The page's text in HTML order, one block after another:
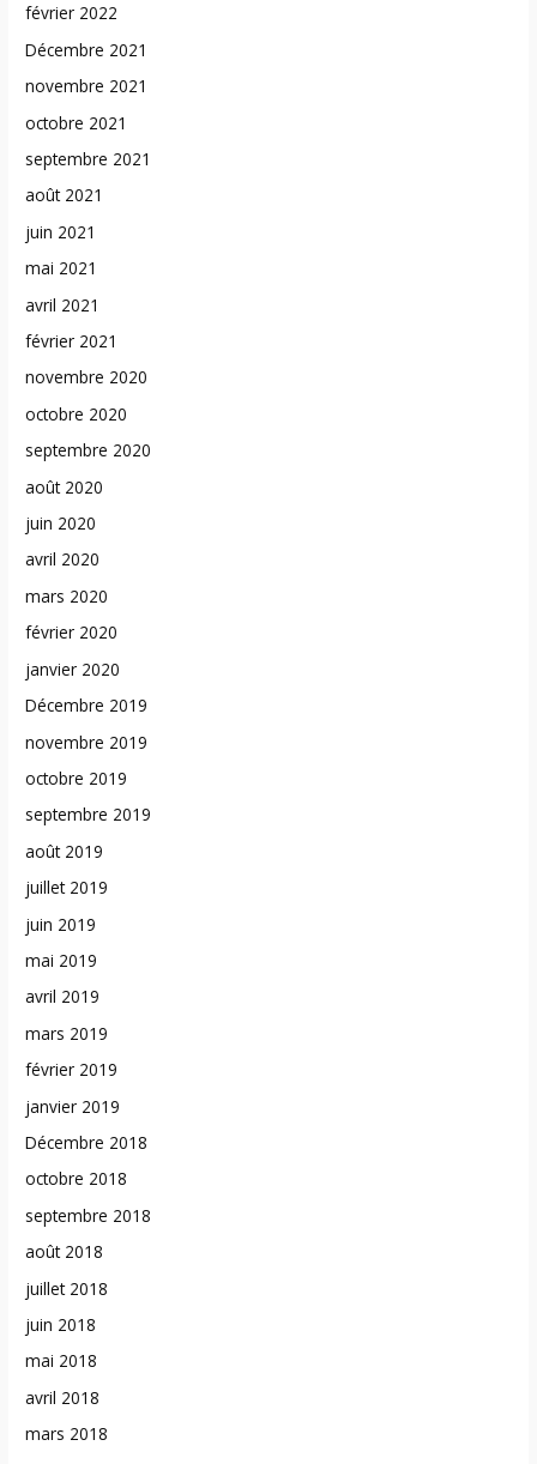
février 2022
Décembre 2021
novembre 2021
octobre 2021
septembre 2021
août 2021
juin 2021
mai 2021
avril 2021
février 2021
novembre 2020
octobre 2020
septembre 2020
août 2020
juin 2020
avril 2020
mars 2020
février 2020
janvier 2020
Décembre 2019
novembre 2019
octobre 2019
septembre 2019
août 2019
juillet 2019
juin 2019
mai 2019
avril 2019
mars 2019
février 2019
janvier 2019
Décembre 2018
octobre 2018
septembre 2018
août 2018
juillet 2018
juin 2018
mai 2018
avril 2018
mars 2018